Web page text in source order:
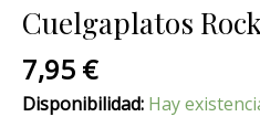
Cuelgaplatos
7,95 €
Disponibilidad: Hay